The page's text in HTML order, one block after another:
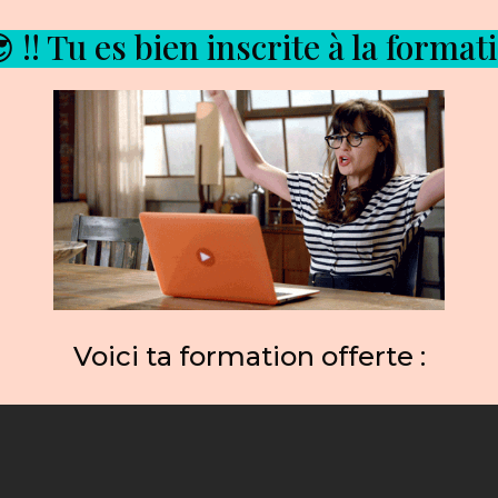
!! Tu es bien inscrite à la
Voici ta formation offerte :